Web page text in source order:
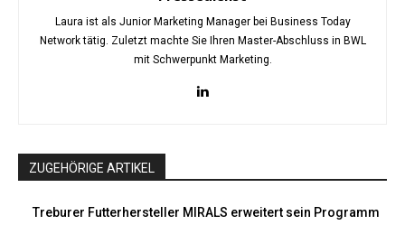
Laura ist als Junior Marketing Manager bei Business Today
Network tätig. Zuletzt machte Sie Ihren Master-Abschluss in BWL
mit Schwerpunkt Marketing.
ZUGEHÖRIGE ARTIKEL
Treburer Futterhersteller MIRALS erweitert sein Programm